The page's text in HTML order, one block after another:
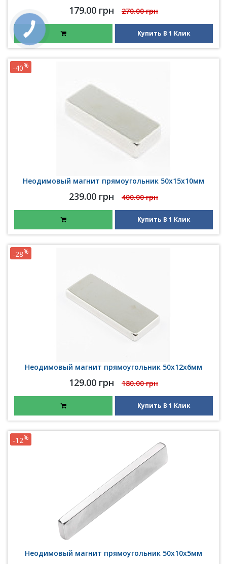
179.00 грн 270.00 грн
Купить В 1 Клик
Неодимовый магнит прямоугольник 50х15х10мм
239.00 грн 400.00 грн
-40%
Купить В 1 Клик
Неодимовый магнит прямоугольник 50х12х6мм
129.00 грн 180.00 грн
-28%
Купить В 1 Клик
Неодимовый магнит прямоугольник 50х10х5мм
-12%